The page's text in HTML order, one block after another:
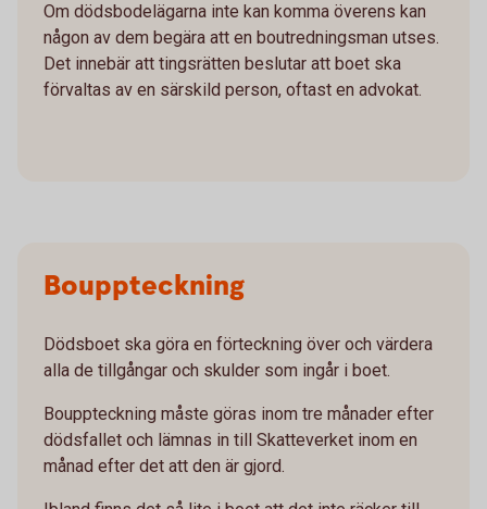
Om dödsbodelägarna inte kan komma överens kan
någon av dem begära att en boutredningsman utses.
Det innebär att tingsrätten beslutar att boet ska
förvaltas av en särskild person, oftast en advokat.
Bouppteckning
Dödsboet ska göra en förteckning över och värdera
alla de tillgångar och skulder som ingår i boet.
Bouppteckning måste göras inom tre månader efter
dödsfallet och lämnas in till Skatteverket inom en
månad efter det att den är gjord.